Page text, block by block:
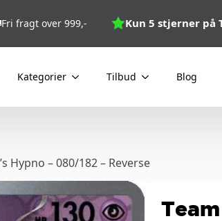
Fri fragt over 999,- Kun 5 stjerner på
Kategorier Tilbud Blog
Hypno – 080/182 – Reverse